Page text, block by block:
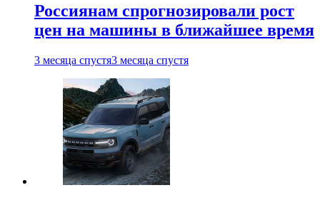
Россиянам спрогнозировали рост
цен на машины в ближайшее время
3 месяца спустя3 месяца спустя